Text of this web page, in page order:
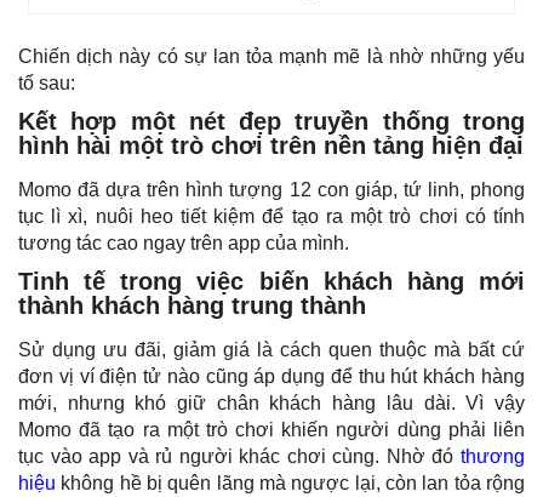
Chiến dịch này có sự lan tỏa mạnh mẽ là nhờ những yếu
tố sau:
Kết hợp một nét đẹp truyền thống trong
hình hài một trò chơi trên nền tảng hiện đại
Momo đã dựa trên hình tượng 12 con giáp, tứ linh, phong
tục lì xì, nuôi heo tiết kiệm để tạo ra một trò chơi có tính
tương tác cao ngay trên app của mình.
Tinh tế trong việc biến khách hàng mới
thành khách hàng trung thành
Sử dụng ưu đãi, giảm giá là cách quen thuộc mà bất cứ
đơn vị ví điện tử nào cũng áp dụng để thu hút khách hàng
mới, nhưng khó giữ chân khách hàng lâu dài. Vì vậy
Momo đã tạo ra một trò chơi khiến người dùng phải liên
tục vào app và rủ người khác chơi cùng. Nhờ đó thương
hiệu không hề bị quên lãng mà ngược lại, còn lan tỏa rộng